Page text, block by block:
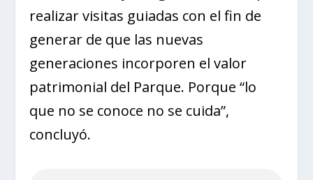
realizar visitas guiadas con el fin de
generar de que las nuevas
generaciones incorporen el valor
patrimonial del Parque. Porque “lo
que no se conoce no se cuida”,
concluyó.